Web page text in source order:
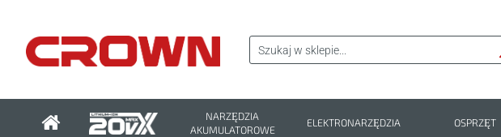
NARZĘDZIA
AKUMULATOROWE
ELEKTRONARZĘDZIA OSPRZĘT